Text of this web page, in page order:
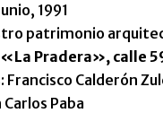
1991
patrimonio
Pradera», calle
Calderón
Carlos Paba